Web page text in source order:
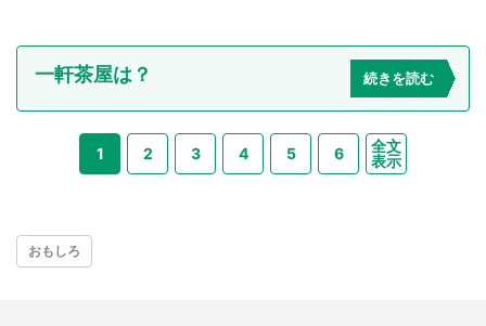
一軒茶屋は？ 続きを読む
1 2 3 4 5 6
全文
表示
おもしろ